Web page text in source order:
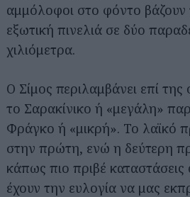
αμμόλοφοι στο φόντο βάζουν
εξωτική πινελιά σε δύο
χιλιόμετρα.
Ο Σίμος περιλαμβάνει επί
το Σαρακίνικο ή «μεγάλη»
Φράγκο ή «μικρή». Το λαϊκό
στην πρώτη, ενώ η δεύτερη
κάπως πιο πριβέ
έχουν την ευλογία να μας